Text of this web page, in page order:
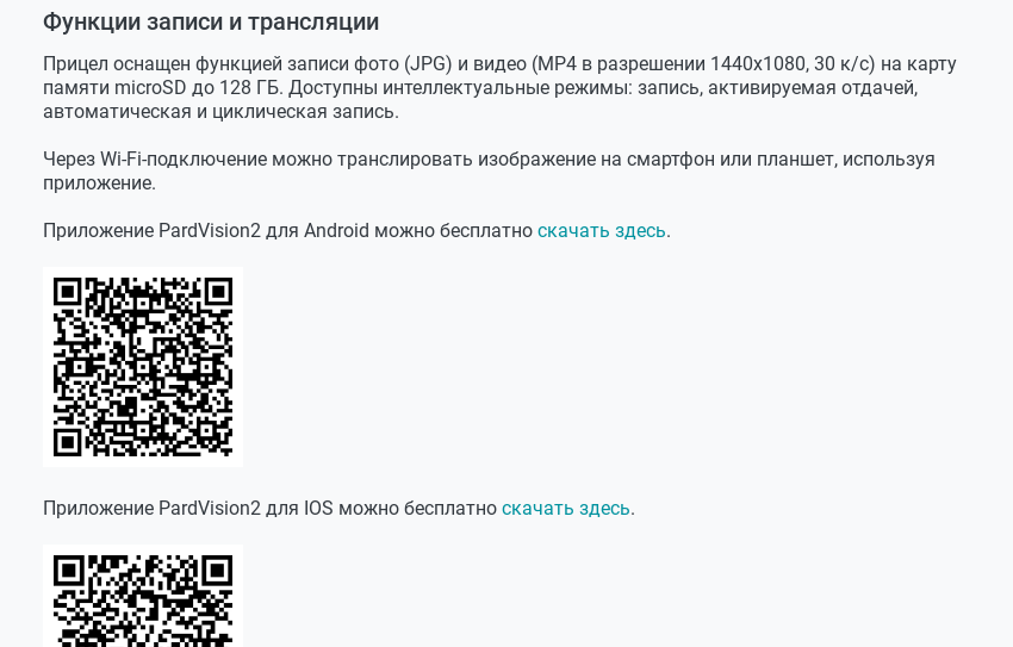
Функции записи и трансляции
Прицел оснащен функцией записи фото (JPG) и видео (MP4 в разрешении 1440х1080, 30 к/с) на карту
памяти microSD до 128 ГБ. Доступны интеллектуальные режимы: запись, активируемая отдачей,
автоматическая и циклическая запись.
Через Wi-Fi-подключение можно транслировать изображение на смартфон или планшет, используя
приложение.
Приложение PardVision2 для Android можно бесплатно скачать здесь.
Приложение PardVision2 для IOS можно бесплатно скачать здесь.
Ударная стойкость на оружии
Установка на оружие
карабины с нарезным стволом и ружья 12–32 калибра со
стандартным креплением Weaver
Рабочая температура
Размеры (ДхШхВ)
Вес
Размер упаковки
Вес с упаковкой